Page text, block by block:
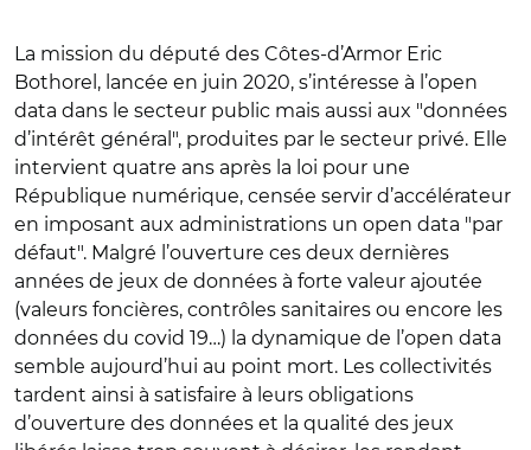
La mission du député des Côtes-d’Armor Eric
Bothorel, lancée en juin 2020, s’intéresse à l’open
data dans le secteur public mais aussi aux "données
d’intérêt général", produites par le secteur privé. Elle
intervient quatre ans après la loi pour une
République numérique, censée servir d’accélérateur
en imposant aux administrations un open data "par
défaut". Malgré l’ouverture ces deux dernières
années de jeux de données à forte valeur ajoutée
(valeurs foncières, contrôles sanitaires ou encore les
données du covid 19…) la dynamique de l’open data
semble aujourd’hui au point mort. Les collectivités
tardent ainsi à satisfaire à leurs obligations
d’ouverture des données et la qualité des jeux